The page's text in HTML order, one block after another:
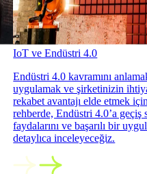
IoT ve Endüstri 4.0
Endüstri 4.0 kavramını
uygulamak ve şirketinizin
rekabet avantajı elde etmek
rehberde, Endüstri 4.0’a
faydalarını ve başarılı bir
detaylıca inceleyeceğiz.